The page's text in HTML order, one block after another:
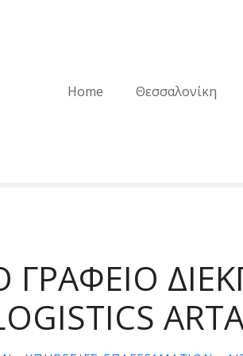
Home Θεσσαλονίκη
ΓΡΑΦΕΙΟ